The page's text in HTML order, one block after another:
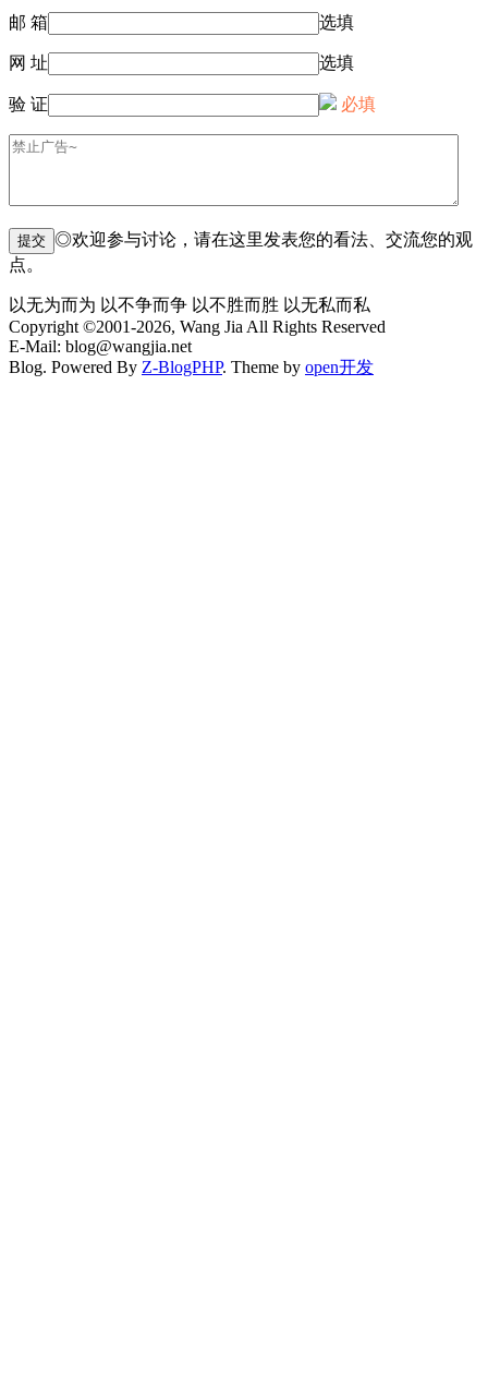
邮 箱 选填
网 址 选填
验 证 必填
◎欢迎参与讨论，请在这里发表您的看法、交流您的观
点。
以无为而为 以不争而争 以不胜而胜 以无私而私
Copyright ©2001-2026, Wang Jia All Rights Reserved
E-Mail: blog@wangjia.net
Blog. Powered By Z-BlogPHP. Theme by open开发